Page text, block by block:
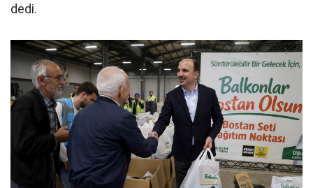
dedi.